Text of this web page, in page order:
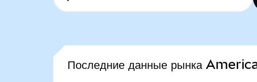
Последние данные рынка